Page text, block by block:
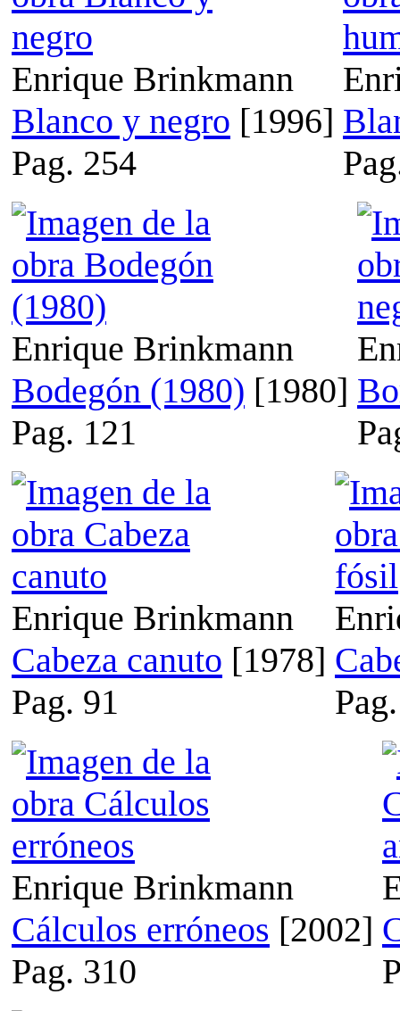
Enrique Brinkmann
Blanco y negro [1996]
Pag. 254
Enrique Brinkmann
Bodegón (1980) [1980]
Pag. 121
Enrique Brinkmann
Cabeza canuto [1978]
Pag. 91
Enrique Brinkmann
Cálculos erróneos [2002]
Pag. 310